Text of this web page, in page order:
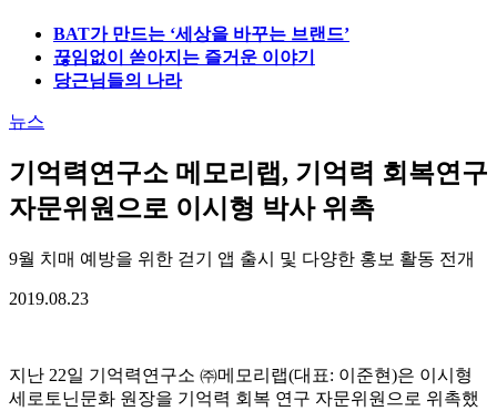
BAT가 만드는 ‘세상을 바꾸는 브랜드’
끊임없이 쏟아지는 즐거운 이야기
당근님들의 나라
뉴스
기억력연구소 메모리랩, 기억력 회복연구
자문위원으로 이시형 박사 위촉
9월 치매 예방을 위한 걷기 앱 출시 및 다양한 홍보 활동 전개
2019.08.23
지난 22일 기억력연구소 ㈜메모리랩(대표: 이준현)은 이시형
세로토닌문화 원장을 기억력 회복 연구 자문위원으로 위촉했